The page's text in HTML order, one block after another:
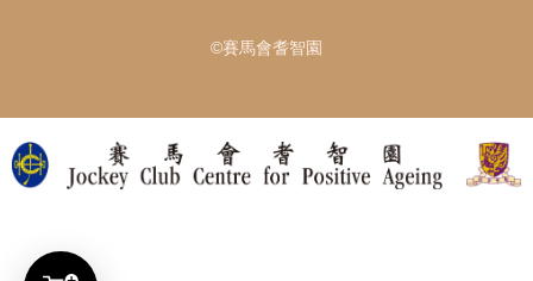
©賽馬會耆智園